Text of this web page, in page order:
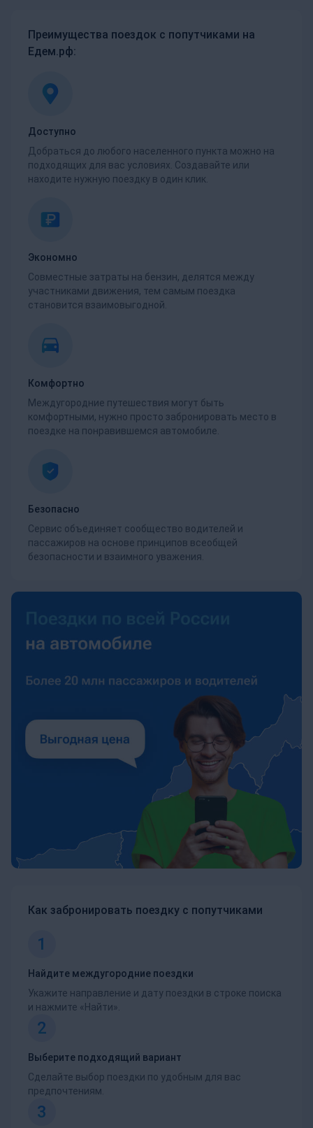
Преимущества поездок с попутчиками на
Едем.рф:
Доступно
Добраться до любого населенного пункта можно на
подходящих для вас условиях. Создавайте или
находите нужную поездку в один клик.
Экономно
Совместные затраты на бензин, делятся между
участниками движения, тем самым поездка
становится взаимовыгодной.
Комфортно
Междугородние путешествия могут быть
комфортными, нужно просто забронировать место в
поездке на понравившемся автомобиле.
Безопасно
Сервис объединяет сообщество водителей и
пассажиров на основе принципов всеобщей
безопасности и взаимного уважения.
Как забронировать поездку с попутчиками
1
Найдите междугородние поездки
Укажите направление и дату поездки в строке поиска
и нажмите «Найти».
2
Выберите подходящий вариант
Сделайте выбор поездки по удобным для вас
предпочтениям.
3